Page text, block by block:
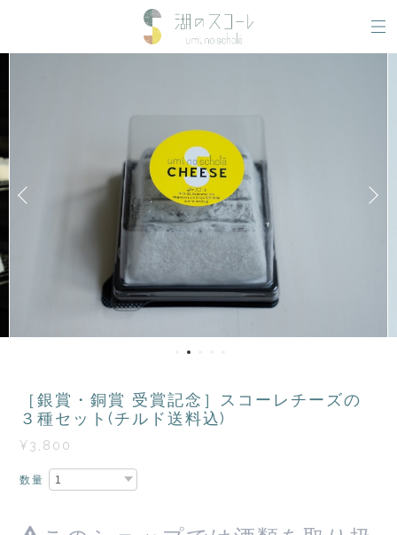
［銀賞・銅賞 受賞記念］スコーレチーズの
３種セット(チルド送料込)
¥3,800
数量